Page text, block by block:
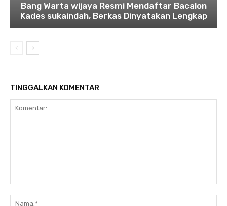
Bang Warta wijaya Resmi Mendaftar Bacalon
Kades sukaindah, Berkas Dinyatakan Lengkap
TINGGALKAN KOMENTAR